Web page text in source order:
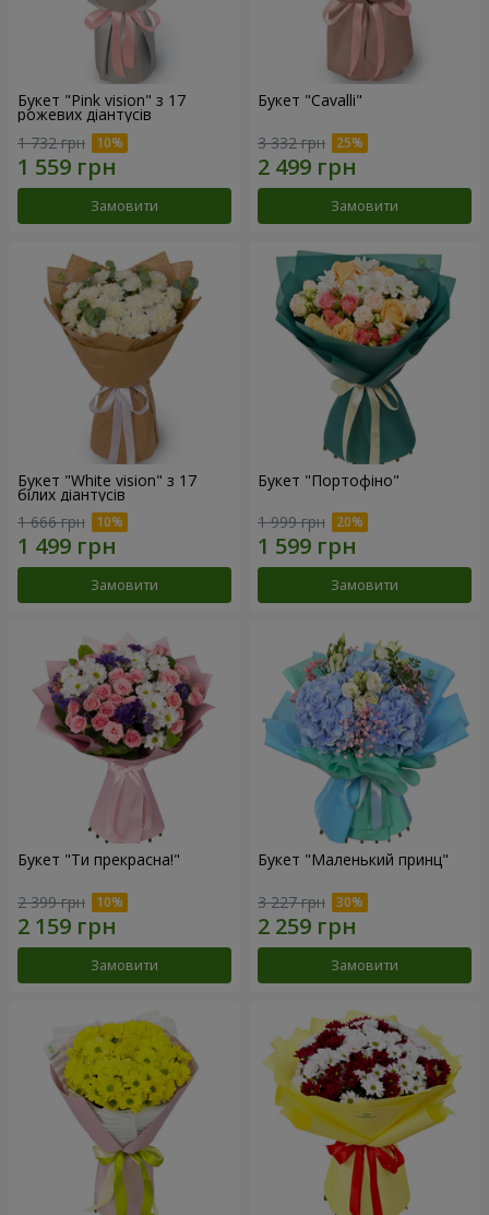
Букет "Pink vision" з 17
рожевих діантусів
1 732 грн
Замовити
Букет "Cаvalli"
3 332 грн
Замовити
Букет "White vision" з 17
білих діантусів
1 666 грн
Замовити
Букет "Портофіно"
1 999 грн
Замовити
Букет "Ти прекрасна!"
2 399 грн
Замовити
Букет "Маленький принц"
3 227 грн
Замовити